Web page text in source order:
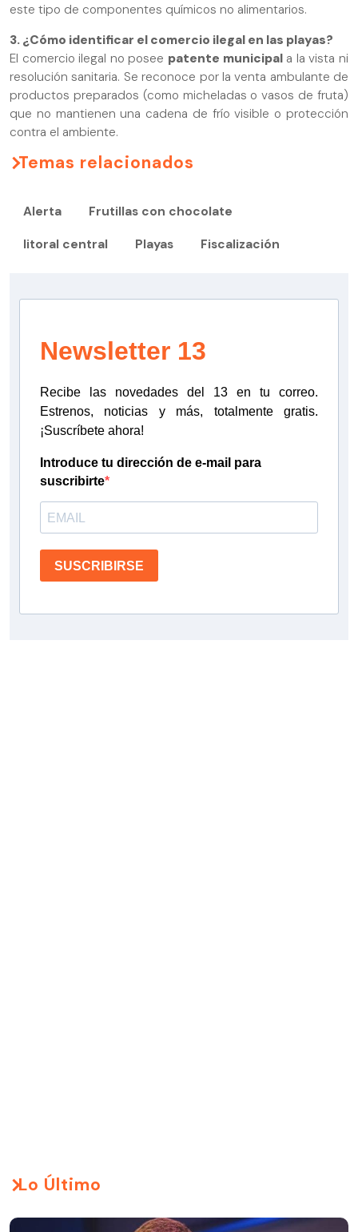
este tipo de componentes químicos no alimentarios.
3. ¿Cómo identificar el comercio ilegal en las playas?
El comercio ilegal no posee patente municipala la vista ni
resolución sanitaria. Se reconoce por la venta ambulante de
productos preparados (como micheladas o vasos de fruta)
que no mantienen una cadena de frío visible o protección
contra el ambiente.
Temas relacionados
Alerta Frutillas con chocolate
litoral central Playas Fiscalización
Newsletter 13
Recibe las novedades del 13 en tu correo.
Estrenos, noticias y más, totalmente gratis.
¡Suscríbete ahora!
Introduce tu dirección de e-mail para
suscribirte
SUSCRIBIRSE
Lo Último